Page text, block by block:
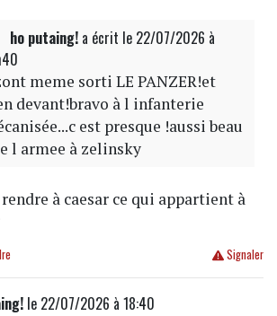
ho putaing!a écrit le 22/07/2026 à
meme sorti LE PANZER!et
devant!bravo à l infanterie
est presque !aussi beau
l armee à zelinsky
à caesar ce qui appartient à
Signaler
le 22/07/2026 à 18:40